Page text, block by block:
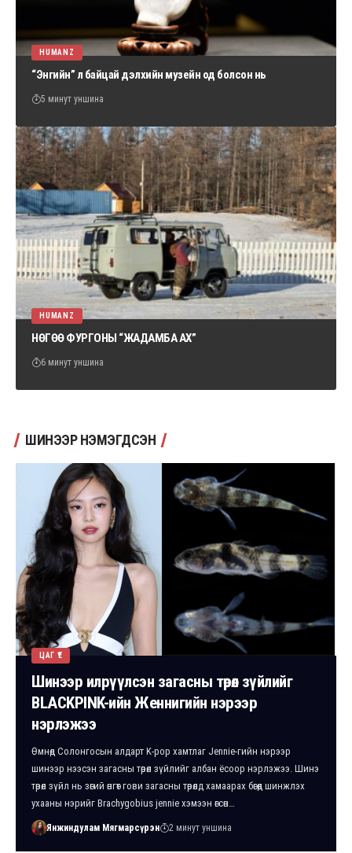
HUMANZ
“Энгийн” л байцай дэлхийн музейн од болсон нь
5 минут уншина
HUMANZ
НӨГӨӨ ФУРГОНЫ “ЖАДАМБА АХ”
6 минут уншина
ШИНЭЭР НЭМЭГДСЭН
ЦАГ ҮЕ
Шинээр илрүүлсэн загасны төрөл зүйлийг
BLACKPINK-ийн Женнигийн нэрээр
нэрлэжээ
Өмнөд Солонгосын алдарт K-pop хамтлаг Jennie-гийн нэрээр
шинээр нээсэн загасны төрөл зүйлийг албан ёсоор нэрлэжээ. Шинэ
төрөл зүйл нь зөгий өнгөт гови загасны төрөлд хамаарах бөгөөд шинжлэх
ухааны нэрийг Brachygobius jennie хэмээн өгсөн…
Янжиндулам Мягмарсүрэн 2 минут уншина